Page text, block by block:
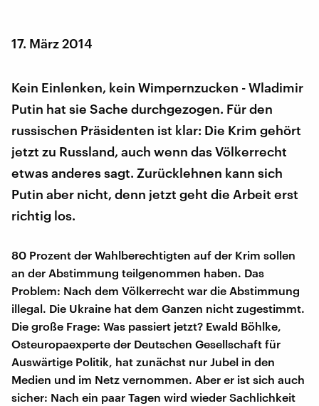
17. März 2014
Kein Einlenken, kein Wimpernzucken - Wladimir
Putin hat sie Sache durchgezogen. Für den
russischen Präsidenten ist klar: Die Krim gehört
jetzt zu Russland, auch wenn das Völkerrecht
etwas anderes sagt. Zurücklehnen kann sich
Putin aber nicht, denn jetzt geht die Arbeit erst
richtig los.
80 Prozent der Wahlberechtigten auf der Krim sollen
an der Abstimmung teilgenommen haben. Das
Problem: Nach dem Völkerrecht war die Abstimmung
illegal. Die Ukraine hat dem Ganzen nicht zugestimmt.
Die große Frage: Was passiert jetzt? Ewald Böhlke,
Osteuropaexperte der Deutschen Gesellschaft für
Auswärtige Politik, hat zunächst nur Jubel in den
Medien und im Netz vernommen. Aber er ist sich auch
sicher: Nach ein paar Tagen wird wieder Sachlichkeit